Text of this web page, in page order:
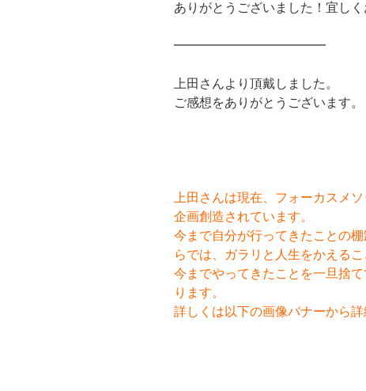
ありがとうございました！宜しく
━━━━━━━━━━━━
上田さんより頂戴しました。
ご感想をありがとうございます。
上田さんは現在、フォーカスメ
企画創造されています。
今まで自分が行ってきたことの
らでは、ガラリと人生をかえるこ
今までやってきたことを一旦捨
ります。
詳しくは以下の画像バナーから詳